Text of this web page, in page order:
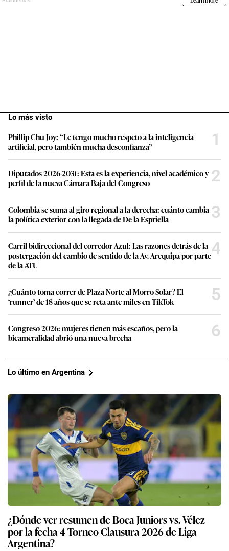
Lo más visto
Phillip Chu Joy: “Le tengo mucho respeto a la inteligencia
artificial, pero también mucha desconfianza”
1
Diputados 2026-2031: Esta es la experiencia, nivel académico y
perfil de la nueva Cámara Baja del Congreso
2
Colombia se suma al giro regional a la derecha: cuánto cambia
la política exterior con la llegada de De la Espriella
3
Carril bidireccional del corredor Azul: Las razones detrás de la
postergación del cambio de sentido de la Av. Arequipa por parte
de la ATU
4
¿Cuánto toma correr de Plaza Norte al Morro Solar? El
‘runner’ de 18 años que se reta ante miles en TikTok
5
Congreso 2026: mujeres tienen más escaños, pero la
bicameralidad abrió una nueva brecha
6
Lo último en Argentina
¿Dónde ver resumen de Boca Juniors vs. Vélez
por la fecha 4 Torneo Clausura 2026 de Liga
Argentina?